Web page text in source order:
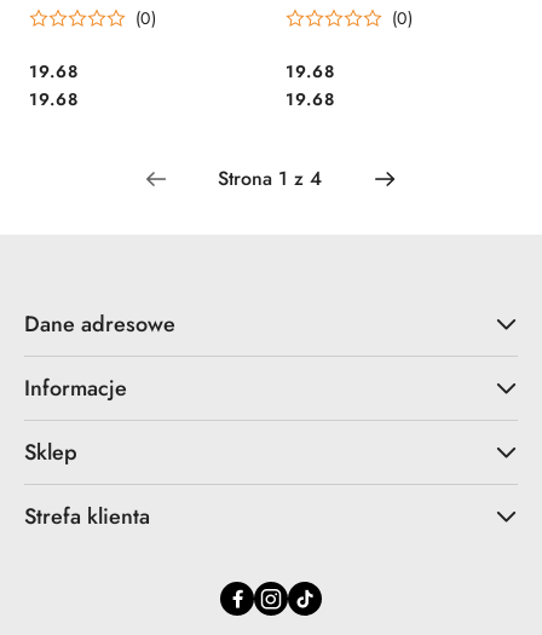
(0)
Cena:
19.68
Cena:
19.68
(0)
Cena:
19.68
Cena:
19.68
Dane adresowe
Informacje
Sklep
Strefa klienta